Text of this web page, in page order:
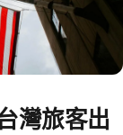
灣旅客出